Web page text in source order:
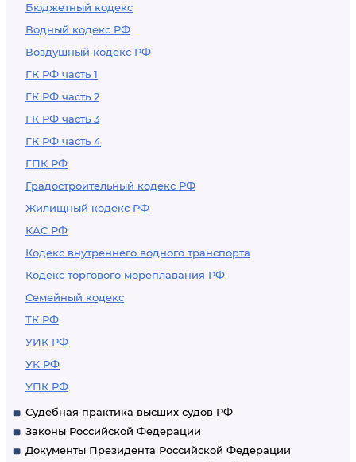
Бюджетный кодекс
Водный кодекс РФ
Воздушный кодекс РФ
ГК РФ часть 1
ГК РФ часть 2
ГК РФ часть 3
ГК РФ часть 4
ГПК РФ
Градостроительный кодекс РФ
Жилищный кодекс РФ
КАС РФ
Кодекс внутреннего водного транспорта
Кодекс торгового мореплавания РФ
Семейный кодекс
ТК РФ
УИК РФ
УК РФ
УПК РФ
Судебная практика высших судов РФ
Законы Российской Федерации
Документы Президента Российской Федерации